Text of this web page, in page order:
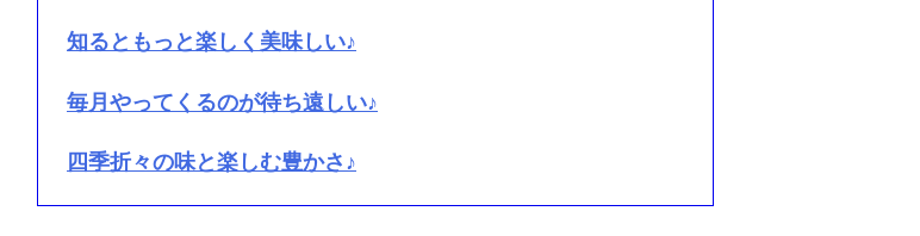
知るともっと楽しく美味しい♪
毎月やってくるのが待ち遠しい♪
四季折々の味と楽しむ豊かさ♪